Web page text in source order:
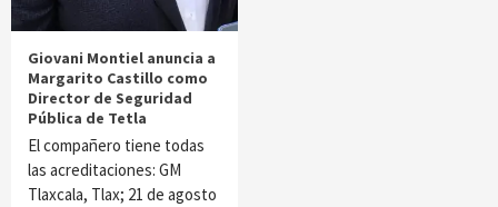
Giovani Montiel anuncia a
Margarito Castillo como
Director de Seguridad
Pública de Tetla
El compañero tiene todas
las acreditaciones: GM
Tlaxcala, Tlax; 21 de agosto